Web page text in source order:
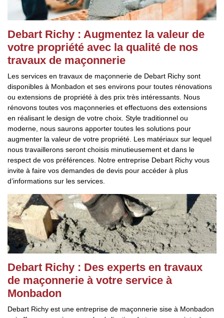
Debart Richy : Augmentez la valeur de
votre propriété avec la qualité de nos
travaux de maçonnerie
Les services en travaux de maçonnerie de Debart Richy sont
disponibles à Monbadon et ses environs pour toutes rénovations
ou extensions de propriété à des prix très intéressants. Nous
rénovons toutes vos maçonneries et effectuons des extensions
en réalisant le design de votre choix. Style traditionnel ou
moderne, nous saurons apporter toutes les solutions pour
augmenter la valeur de votre propriété. Les matériaux sur lequel
nous travaillerons seront choisis minutieusement et dans le
respect de vos préférences. Notre entreprise Debart Richy vous
invite à faire vos demandes de devis pour accéder à plus
d’informations sur les services.
Debart Richy : Des experts en travaux
de maçonnerie à votre service à
Monbadon
Debart Richy est une entreprise de maçonnerie sise à Monbadon